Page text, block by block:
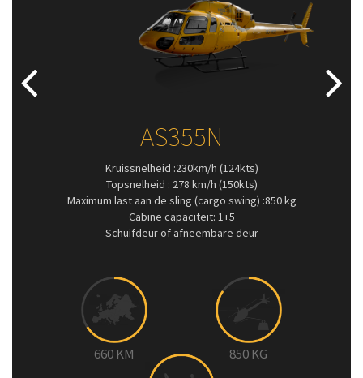
AS355N
Kruissnelheid :230km/h (124kts)
Topsnelheid : 278 km/h (150kts)
Maximum last aan de sling (cargo swing) :850 kg
Cabine capaciteit: 1+5
Schuifdeur of afneembare deur
660KM 850KG